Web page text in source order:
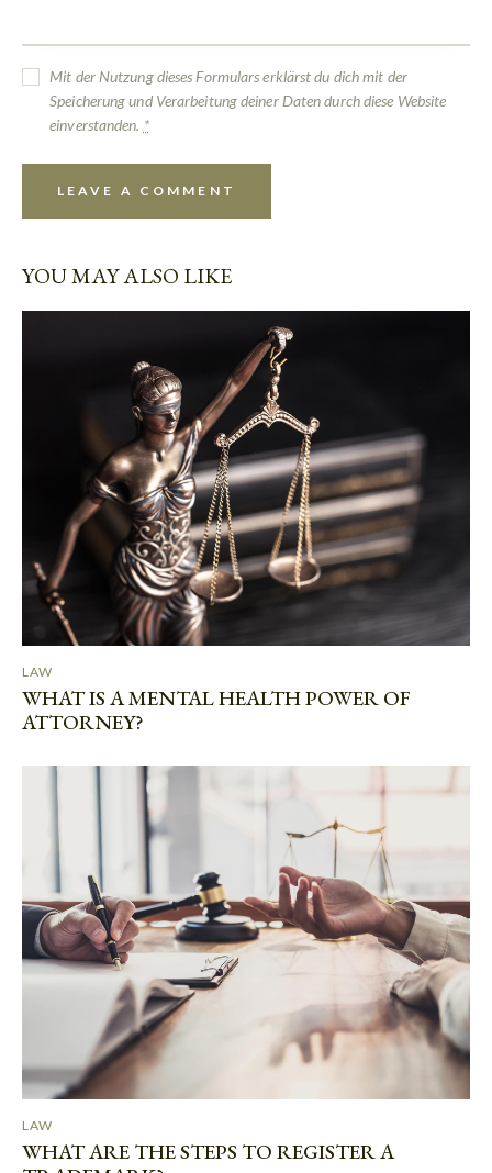
Mit der Nutzung dieses Formulars erklärst du dich mit der
Speicherung und Verarbeitung deiner Daten durch diese Website
einverstanden. *
YOU MAY ALSO LIKE
LAW
WHAT IS A MENTAL HEALTH POWER OF
ATTORNEY?
LAW
WHAT ARE THE STEPS TO REGISTER A